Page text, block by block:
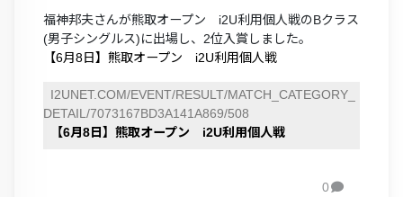
福神邦夫さんが熊取オープン i2U利用個人戦のBクラス
(男子シングルス)に出場し、2位入賞しました。
【6月8日】熊取オープン i2U利用個人戦
I2UNET.COM/EVENT/RESULT/MATCH_CATEGORY_
DETAIL/7073167BD3A141A869/508
【6月8日】熊取オープン i2U利用個人戦
0